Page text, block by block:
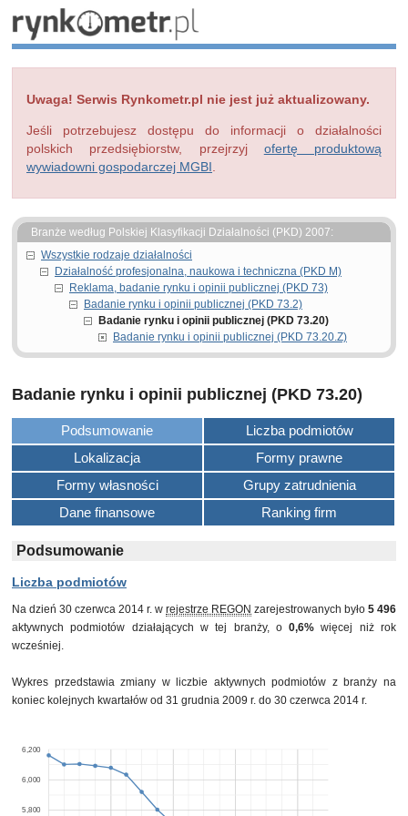
Uwaga! Serwis Rynkometr.pl nie jest już aktualizowany.
Jeśli potrzebujesz dostępu do informacji o działalności
polskich przedsiębiorstw, przejrzyj ofertę produktową
wywiadowni gospodarczej MGBI
Branże według Polskiej Klasyfikacji Działalności (PKD) 2007:
Wszystkie rodzaje działalności
Działalność profesjonalna, naukowa i techniczna (PKD M)
Reklama, badanie rynku i opinii publicznej (PKD 73)
Badanie rynku i opinii publicznej (PKD 73.2)
Badanie rynku i opinii publicznej (PKD 73.20)
Badanie rynku i opinii publicznej (PKD 73.20.Z)
Badanie rynku i opinii publicznej (PKD 73.20)
Podsumowanie
Liczba podmiotów
Lokalizacja
Formy prawne
Formy własności
Grupy zatrudnienia
Dane finansowe
Ranking firm
Podsumowanie
Liczba podmiotów
Na dzień 30 czerwca 2014 r. w rejestrze REGON zarejestrowanych było 5 496
aktywnych podmiotów działających w tej branży, o0,6% więcej niż rok
wcześniej.
Wykres przedstawia zmiany w liczbie aktywnych podmiotów z branży na
koniec kolejnych kwartałów od 31 grudnia 2009 r. do 30 czerwca 2014 r.
5,800
6,000
6,200